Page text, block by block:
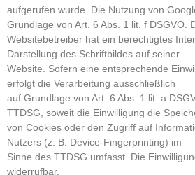
aufgerufen wurde. Die Nutzung von
Grundlage von Art. 6 Abs. 1 lit. f DSGVO.
Websitebetreiber hat ein berechtigtes
Darstellung des Schriftbildes auf seiner
Website. Sofern eine entsprechende
erfolgt die Verarbeitung ausschließlich
auf Grundlage von Art. 6 Abs. 1 lit. a
TTDSG, soweit die Einwilligung die
von Cookies oder den Zugriff auf
Nutzers (z. B. Device-Fingerprinting) im
Sinne des TTDSG umfasst. Die
widerrufbar.